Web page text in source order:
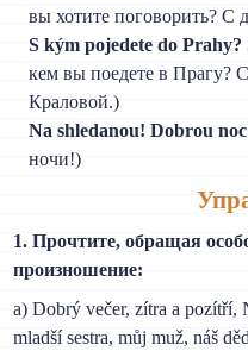
вы хотите поговорить? С
S kým pojedete do
кем вы поедете в Прагу?
Краловой.)
Na shledanou! Dobrou
ночи!)
1. Прочтите, обращая
произношение:
a) Dobrý večer, zítra a pozítří,
mladší sestra, můj muž, náš